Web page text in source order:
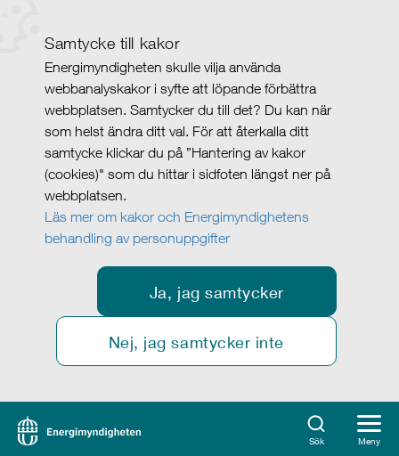
Samtycke till kakor
Energimyndigheten skulle vilja använda
webbanalyskakor i syfte att löpande förbättra
webbplatsen. Samtycker du till det? Du kan när
som helst ändra ditt val. För att återkalla ditt
samtycke klickar du på ”Hantering av kakor
(cookies)" som du hittar i sidfoten längst ner på
webbplatsen.
Läs mer om kakor och Energimyndighetens
behandling av personuppgifter
Ja, jag samtycker
Nej, jag samtycker inte
Sök Meny